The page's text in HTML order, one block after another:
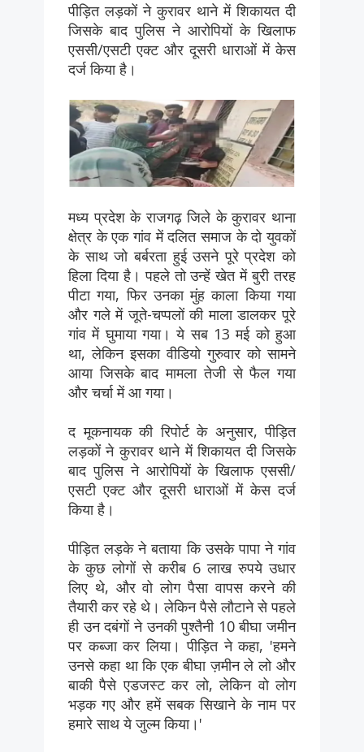
पीड़ित लड़कों ने कुरावर थाने में शिकायत दी
जिसके बाद पुलिस ने आरोपियों के खिलाफ
एससी/एसटी एक्ट और दूसरी धाराओं में केस
दर्ज किया है।
मध्य प्रदेश के राजगढ़ जिले के कुरावर थाना
क्षेत्र के एक गांव में दलित समाज के दो युवकों
के साथ जो बर्बरता हुई उसने पूरे प्रदेश को
हिला दिया है। पहले तो उन्हें खेत में बुरी तरह
पीटा गया, फिर उनका मुंह काला किया गया
और गले में जूते-चप्पलों की माला डालकर पूरे
गांव में घुमाया गया। ये सब 13 मई को हुआ
था, लेकिन इसका वीडियो गुरुवार को सामने
आया जिसके बाद मामला तेजी से फैल गया
और चर्चा में आ गया।
द मूकनायक की रिपोर्ट के अनुसार, पीड़ित
लड़कों ने कुरावर थाने में शिकायत दी जिसके
बाद पुलिस ने आरोपियों के खिलाफ एससी/
एसटी एक्ट और दूसरी धाराओं में केस दर्ज
किया है।
पीड़ित लड़के ने बताया कि उसके पापा ने गांव
के कुछ लोगों से करीब 6 लाख रुपये उधार
लिए थे, और वो लोग पैसा वापस करने की
तैयारी कर रहे थे। लेकिन पैसे लौटाने से पहले
ही उन दबंगों ने उनकी पुश्तैनी 10 बीघा जमीन
पर कब्जा कर लिया। पीड़ित ने कहा, 'हमने
उनसे कहा था कि एक बीघा ज़मीन ले लो और
बाकी पैसे एडजस्ट कर लो, लेकिन वो लोग
भड़क गए और हमें सबक सिखाने के नाम पर
हमारे साथ ये जुल्म किया।'